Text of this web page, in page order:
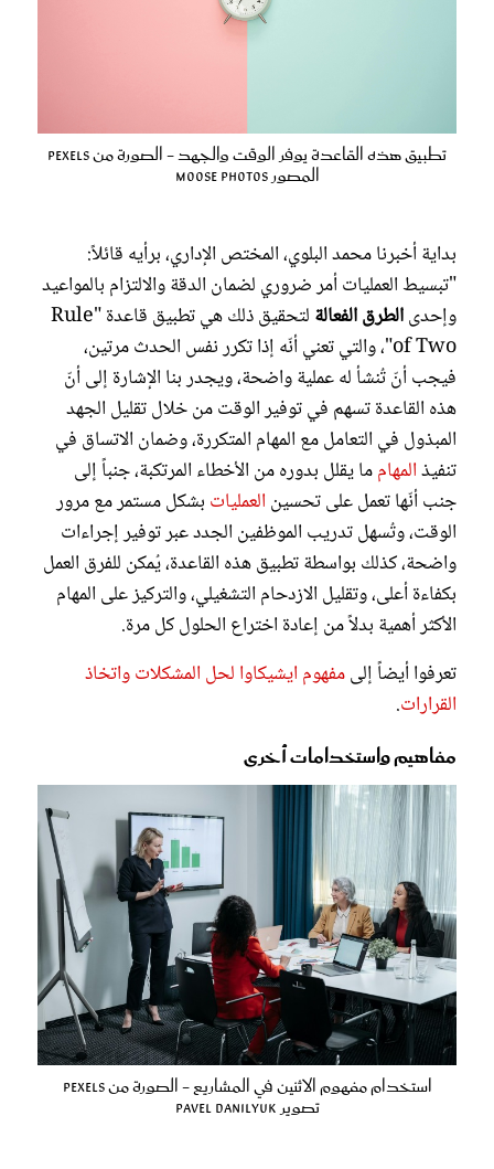
تطبيق هذه القاعدة يوفر الوقت والجهد - الصورة من pexels
المصور moose photos
بداية أخبرنا محمد البلوي، المختص الإداري، برأيه قائلاً:
"تبسيط العمليات أمر ضروري لضمان الدقة والالتزام بالمواعيد
وإحدىالطرق الفعالة
لتحقيق ذلك هي تطبيق قاعدة "Rule
of Two"، والتي تعني أنّه إذا تكرر نفس الحدث مرتين،
فيجب أنّ تُنشأ له عملية واضحة، ويجدر بنا الإشارة إلى أنّ
هذه القاعدة تسهم في توفير الوقت من خلال تقليل الجهد
المبذول في التعامل مع المهام المتكررة، وضمان الاتساق في
تنفيذالمهامما يقلل بدوره من الأخطاء المرتكبة، جنباً إلى
جنب أنّها تعمل على تحسين العمليات بشكل مستمر مع مرور
الوقت، وتُسهل تدريب الموظفين الجدد عبر توفير إجراءات
واضحة، كذلك بواسطة تطبيق هذه القاعدة، يُمكن للفرق العمل
بكفاءة أعلى، وتقليل الازدحام التشغيلي، والتركيز على المهام
الأكثر أهمية بدلاً من إعادة اختراع الحلول كل مرة.
تعرفوا أيضاً إلىمفهوم ايشيكاوا لحل المشكلات واتخاذ
القرارات.
مفاهيم واستخدامات أخرى
استخدام مفهوم الاثنين في المشاريع - الصورة من pexels
تصوير pavel danilyuk